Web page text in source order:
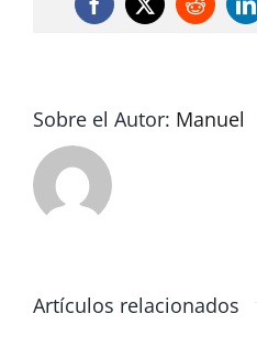
Facebook
X Reddit
Sobre el Autor: Manuel
Artículos relacionados